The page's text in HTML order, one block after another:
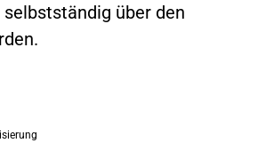
über den